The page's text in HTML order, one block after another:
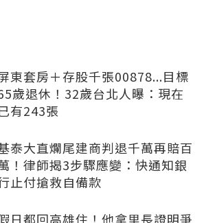
東套房＋存股千張00878...目標
歲退休！32歲台北人曝：現在
有243張
泰大直爛尾建商判退千萬再賠百
！律師揭3步驟應變：快通知銀
止付搶救自備款
日都回高雄住！他拿里長證明爭